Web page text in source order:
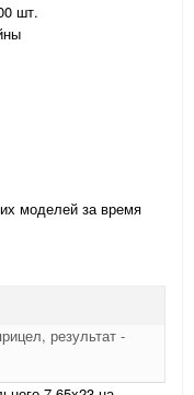
шт.
моделей за время
результат -